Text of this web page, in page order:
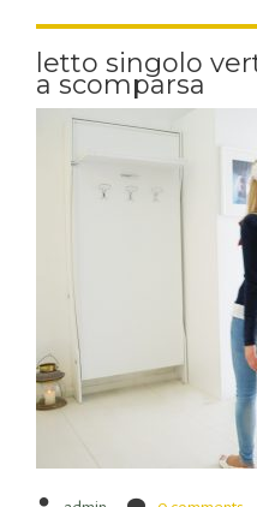
letto singolo
a scomparsa